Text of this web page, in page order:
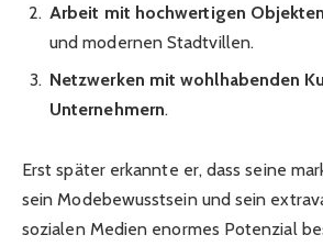
Arbeit mit hochwertigen Objekten
und modernen Stadtvillen.
Netzwerken mit wohlhabenden
Unternehmern.
Erst später erkannte er, dass seine
sein Modebewusstsein und sein
sozialen Medien enormes Potenzial